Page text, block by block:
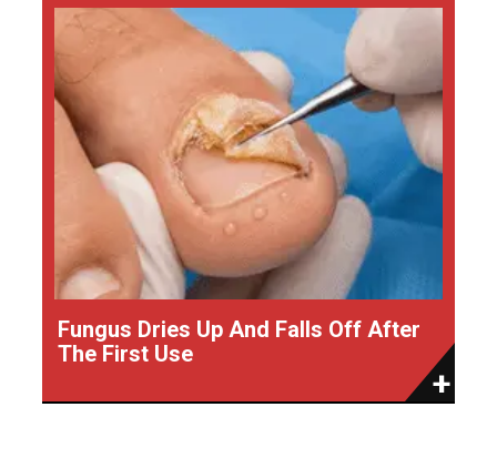
Fungus Dries Up And Falls Off After
The First Use